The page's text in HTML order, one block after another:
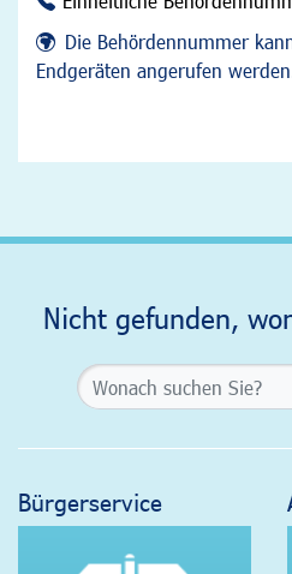
Die Behördennummer
Endgeräten angerufen
Nicht gefunden,
Bürgerservice